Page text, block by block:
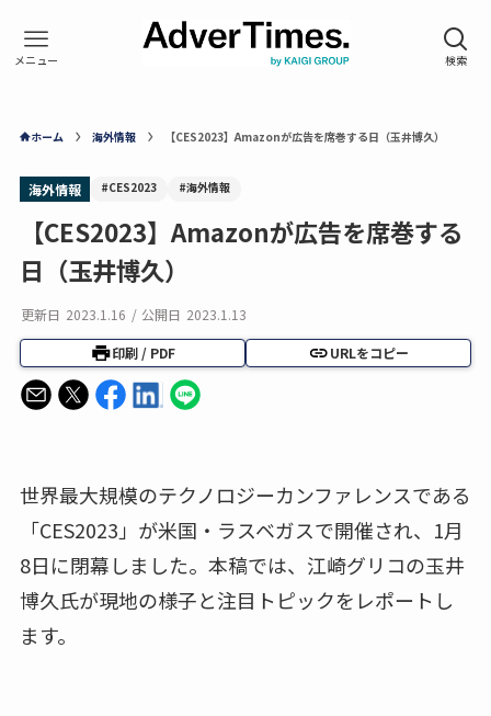
ホーム 海外情報 【CES2023】Amazonが広告を席巻する日（玉井博久）
海外情報 #CES2023 #海外情報
【CES2023】Amazonが広告を席巻する
日（玉井博久）
更新日 2023.1.16 / 公開日 2023.1.13
印刷 / PDF URLをコピー
世界最大規模のテクノロジーカンファレンスである
「CES2023」が米国・ラスベガスで開催され、1月
8日に閉幕しました。本稿では、江崎グリコの玉井
博久氏が現地の様子と注目トピックをレポートし
ます。